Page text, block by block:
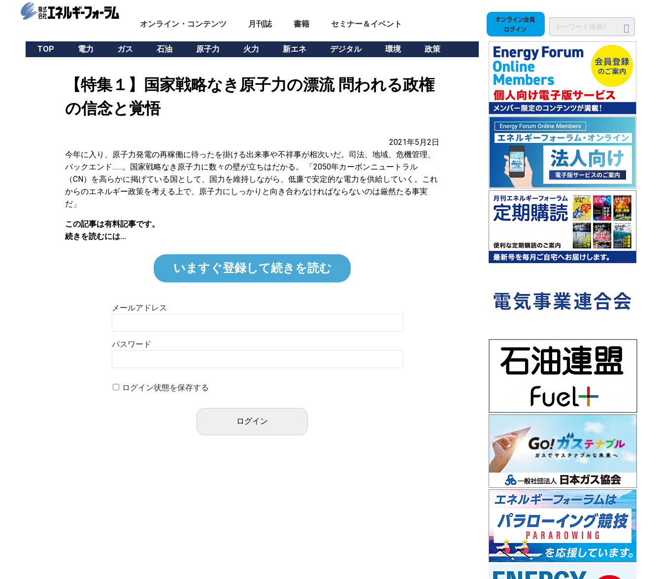
オンライン・コンテンツ 月刊誌 書籍 セミナー＆イベント
TOP 電力 ガス 石油 原子力 火力 新エネ デジタル 環境 政策
【特集１】国家戦略なき原子力の漂流 問われる政権
の信念と覚悟
2021年5月2日
今年に入り、原子力発電の再稼働に待ったを掛ける出来事や不祥事が相次いだ。司法、地域、危機管理、
バックエンド……。国家戦略なき原子力に数々の壁が立ちはだかる。 「2050年カーボンニュートラル
（CN）を高らかに掲げている国として、国力を維持しながら、低廉で安定的な電力を供給していく。これ
からのエネルギー政策を考える上で、原子力にしっかりと向き合わなければならないのは厳然たる事実
だ」
この記事は有料記事です。
続きを読むには...
いますぐ登録して続きを読む
メールアドレス
パスワード
ログイン状態を保存する